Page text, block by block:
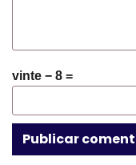
vinte − 8 =